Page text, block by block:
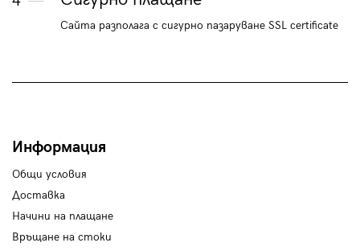
Сайта разполага с сигурно пазаруване SSL certificate
Информация
Общи условия
Доставка
Начини на плащане
Връщане на стоки